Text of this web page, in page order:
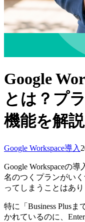
Google
とは？プ
機能を解説
Google Workspace導入
Google Workspaceの
名のつくプランがい
ってしまうことはあ
特に「Business Plus
かれているのに、